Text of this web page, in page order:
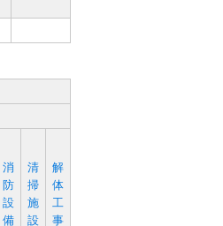
消
防
設
備
清
掃
施
設
解
体
工
事